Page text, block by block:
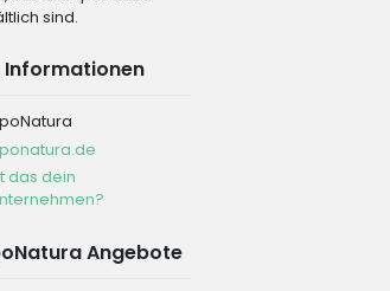
sind.
das dein
Angebote